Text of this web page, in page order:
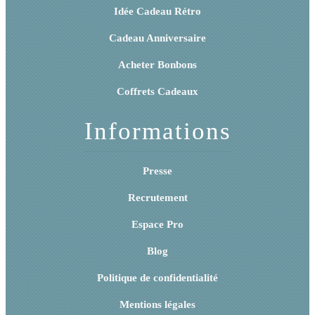
Idée Cadeau Rétro
Cadeau Anniversaire
Acheter Bonbons
Coffrets Cadeaux
Informations
Presse
Recrutement
Espace Pro
Blog
Politique de confidentialité
Mentions légales